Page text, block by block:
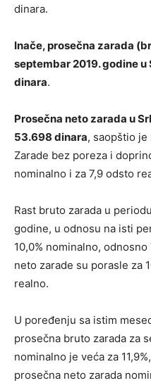
dinara.
Inače, prosečna zarada
septembar 2019. godine u
dinara.
Prosečna neto zarada u
53.698 dinara, saopštio
Zarade bez poreza i
nominalno i za 7,9 odsto
Rast bruto zarada u
godine, u odnosu na isti
10,0% nominalno,
neto zarade su porasle za
realno.
U poređenju sa istim
prosečna bruto zarada za
nominalno je veća za
prosečna neto zarada